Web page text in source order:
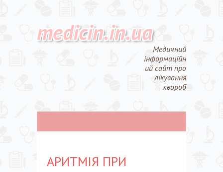
medicin.in.ua
Медичний
інформаційн
ий сайт про
лікування
хвороб
АРИТМІЯ ПРИ